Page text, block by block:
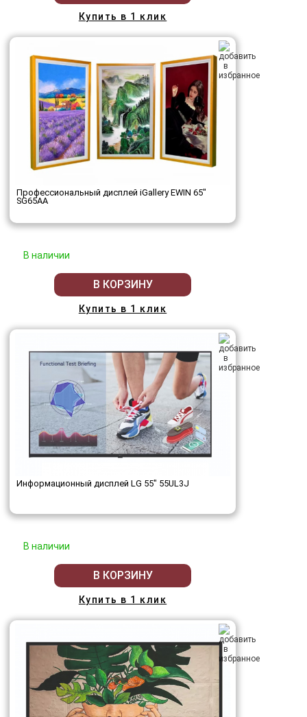
Купить в 1 клик
Профессиональный дисплей iGallery EWIN 65"
SG65AA
В наличии
В КОРЗИНУ
Купить в 1 клик
Информационный дисплей LG 55" 55UL3J
В наличии
В КОРЗИНУ
Купить в 1 клик